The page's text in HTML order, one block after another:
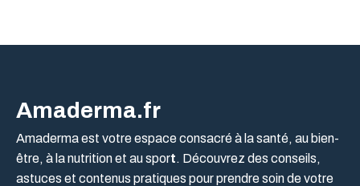
Amaderma.fr
Amaderma est votre espace consacré à la santé, au bien-
être, à la nutrition et au sport. Découvrez des conseils,
astuces et contenus pratiques pour prendre soin de votre